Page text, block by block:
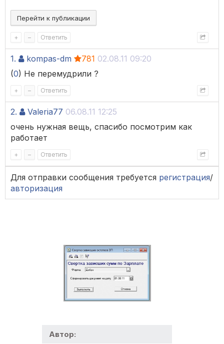
Перейти к публикации
+ – Ответить
1. kompas-dm 781 02.08.11 09:20
(0) Не перемудрили ?
+ – Ответить
2. Valeria77 06.08.11 12:25
очень нужная вещь, спасибо посмотрим как
работает
+ – Ответить
Для отправки сообщения требуется регистрация/
авторизация
Автор: